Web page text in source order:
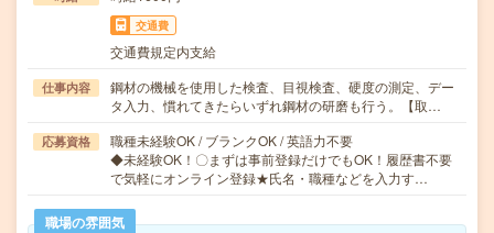
交通費
交通費規定内支給
仕事内容
鋼材の機械を使用した検査、目視検査、硬度の測定、デー
タ入力、慣れてきたらいずれ鋼材の研磨も行う。【取…
応募資格
職種未経験OK / ブランクOK / 英語力不要
◆未経験OK！〇まずは事前登録だけでもOK！履歴書不要
で気軽にオンライン登録★氏名・職種などを入力す…
職場の雰囲気